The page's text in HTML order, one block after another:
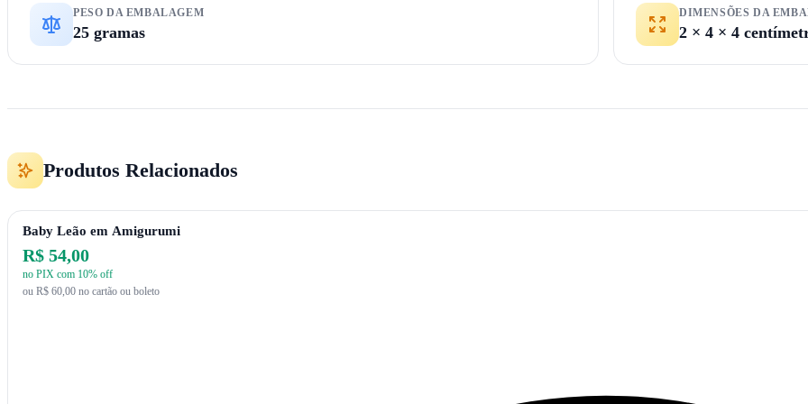
PESO DA EMBALAGEM
25 gramas
DIMENSÕES DA
2 × 4 × 4
Produtos Relacionados
Baby Leão em Amigurumi
R$ 54,00
no PIX com 10% off
ou R$ 60,00 no cartão ou boleto